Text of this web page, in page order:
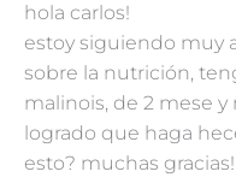
hola carlos!
estoy siguiendo muy
sobre la nutrición,
malinois, de 2 mese
logrado que haga
esto? muchas gracias!